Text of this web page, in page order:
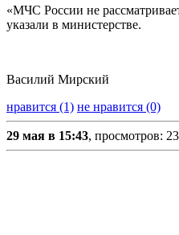
«МЧС России не
указали в министерстве.
Василий Мирский
нравится (1) не нравится (0)
29 мая в 15:43, просмотров: